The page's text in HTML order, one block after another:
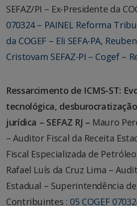
SEFAZ/PI – Ex-Presidente da
070324 – PAINEL Reforma
da COGEF – Eli SEFA-PA, Reuben
Cristovam SEFAZ-PI – Cogef –
Ressarcimento de ICMS-ST:
tecnológica,
jurídica – SEFAZ RJ – Mauro
– Auditor Fiscal da Receita
Fiscal Especializada de
Rafael Luís da Cruz Lima –
Estadual – Superintendência
Contribuintes : 05 COGEF